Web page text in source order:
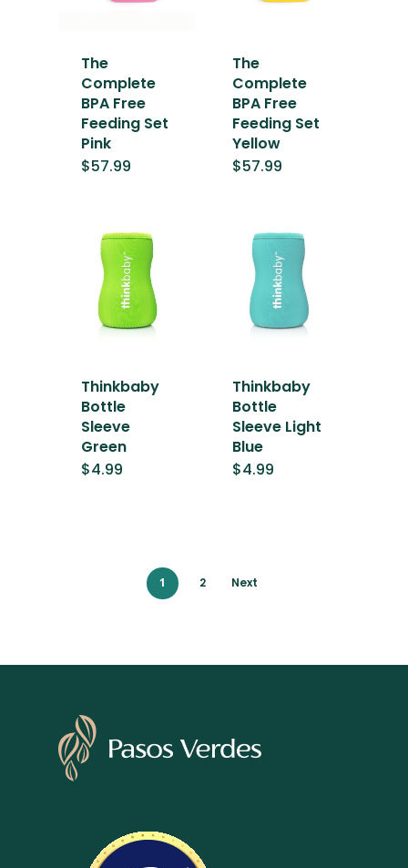
The
Complete
BPA Free
Feeding Set
Pink
$57.99
The
Complete
BPA Free
Feeding Set
Yellow
$57.99
Thinkbaby
Bottle
Sleeve
Green
$4.99
Thinkbaby
Bottle
Sleeve Light
Blue
$4.99
1 2 Next